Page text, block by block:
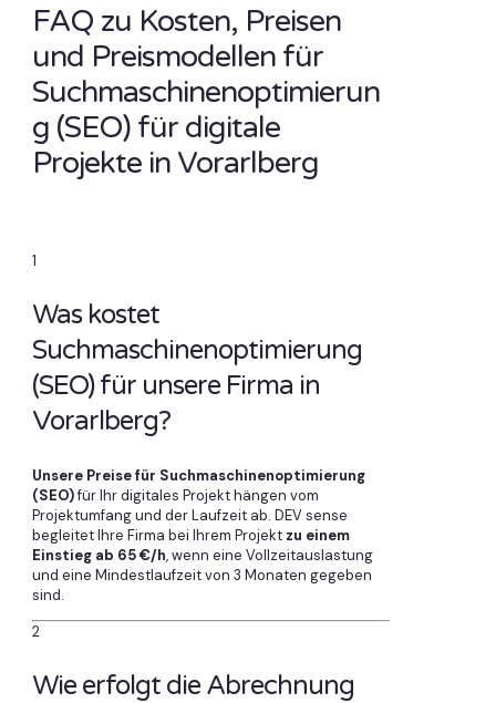
FAQ zu Kosten, Preisen
und Preismodellen für
Suchmaschinenoptimierun
g (SEO) für digitale
Projekte in Vorarlberg
1
Was kostet
Suchmaschinenoptimierung
(SEO) für unsere Firma in
Vorarlberg?
Unsere Preise für Suchmaschinenoptimierung
(SEO)für Ihr digitales Projekt hängen vom
Projektumfang und der Laufzeit ab. DEV sense
begleitet Ihre Firma bei Ihrem Projekt zu einem
Einstieg ab 65 €/h, wenn eine Vollzeitauslastung
und eine Mindestlaufzeit von 3 Monaten gegeben
sind.
2
Wie erfolgt die Abrechnung